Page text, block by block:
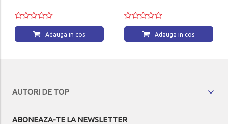
Adauga in cos Adauga in cos
AUTORI DE TOP
ABONEAZA-TE LA NEWSLETTER